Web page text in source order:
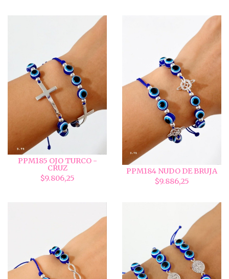
PPM185 OJO TURCO -
CRUZ
$9.806,25
PPM184 NUDO DE BRUJA
$9.886,25